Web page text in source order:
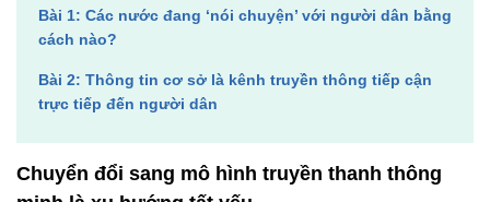
Bài 1: Các nước đang ‘nói chuyện’ với người dân bằng
cách nào?
Bài 2: Thông tin cơ sở là kênh truyền thông tiếp cận
trực tiếp đến người dân
Chuyển đổi sang mô hình truyền thanh thông